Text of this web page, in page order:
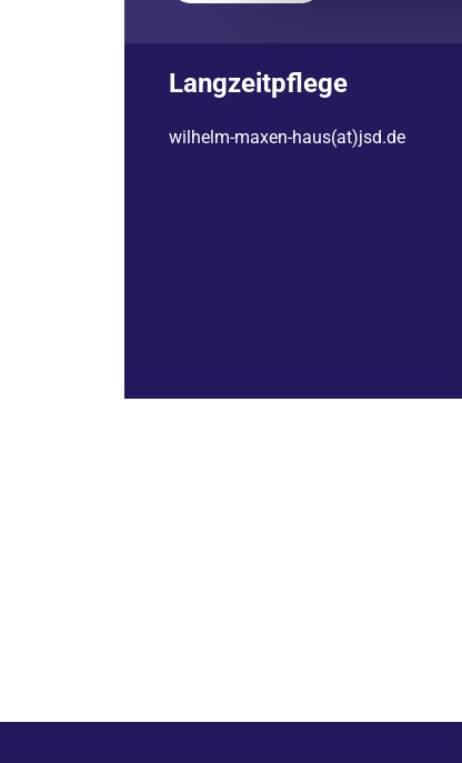
Langzeitpflege
wilhelm-maxen-haus(at)jsd.de